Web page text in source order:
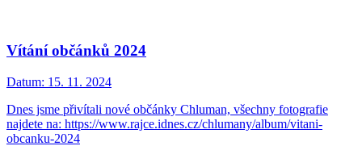
Vítání občánků 2024
Datum: 15. 11. 2024
Dnes jsme přivítali nové občánky Chluman, všechny fotografie
najdete na: https://www.rajce.idnes.cz/chlumany/album/vitani-
obcanku-2024